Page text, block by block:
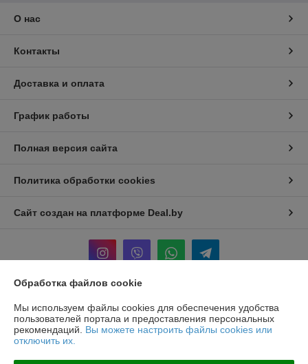
О нас
Контакты
Доставка и оплата
График работы
Полная версия сайта
Политика обработки cookies
Сайт создан на платформе Deal.by
Информация для покупателя
Юридическое лицо:ООО «БЕЛПРОФИЛЬ ГРУПП»
220040, Г. МИНСК, ПЕР. 3-Й МОЖАЙСКОГО, Д. 11, ПОМ. 107, 220040
Регистрационный номер ЕГР: 193780303
Обработка файлов cookie
Мы используем файлы cookies для обеспечения удобства
пользователей портала и предоставления персональных
рекомендаций. Вы можете настроить файлы cookies или
отключить их.